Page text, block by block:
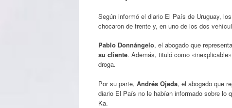
Según informó el diario El País de Uruguay,
chocaron de frente y, en uno de los dos
Pablo Donnángelo, el abogado que
su cliente. Además, tituló como
droga.
Por su parte, Andrés Ojeda, el abogado que
diario El País no le habían informado sobre lo
Ka.